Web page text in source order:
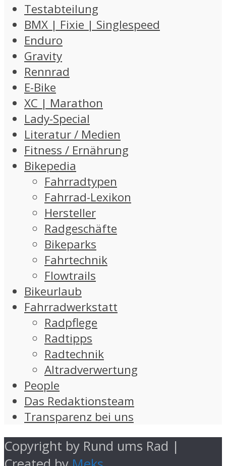
Testabteilung
BMX | Fixie | Singlespeed
Enduro
Gravity
Rennrad
E-Bike
XC | Marathon
Lady-Special
Literatur / Medien
Fitness / Ernährung
Bikepedia
Fahrradtypen
Fahrrad-Lexikon
Hersteller
Radgeschäfte
Bikeparks
Fahrtechnik
Flowtrails
Bikeurlaub
Fahrradwerkstatt
Radpflege
Radtipps
Radtechnik
Altradverwertung
People
Das Redaktionsteam
Transparenz bei uns
Copyright by Rund ums Rad |